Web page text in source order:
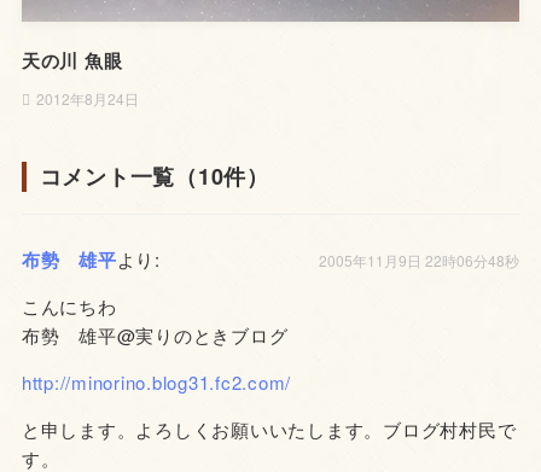
天の川 魚眼
2012年8月24日
コメント一覧（10件）
布勢 雄平より: 2005年11月9日 22時06分48秒
こんにちわ
布勢 雄平@実りのときブログ
http://minorino.blog31.fc2.com/
と申します。よろしくお願いいたします。ブログ村村民で
す。